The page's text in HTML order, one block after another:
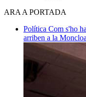
ARA A PORTADA
Política Com s'ho
arriben a la